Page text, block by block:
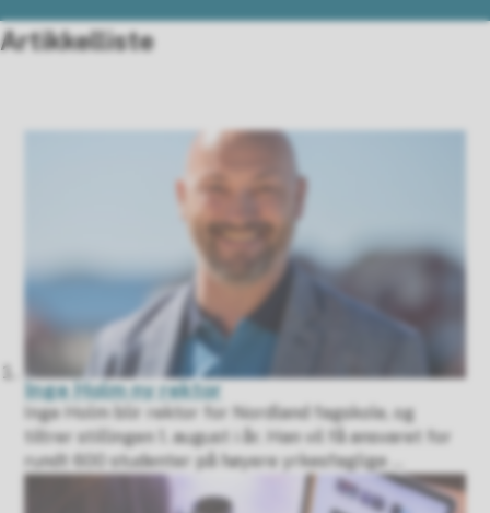
Artikkelliste
Inge Holm ny rektor
Inge Holm blir rektor for Nordland fagskole, og
tiltrer stillingen 1. august i år. Han vil få ansvaret for
rundt 600 studenter på høyere yrkesfaglige ...